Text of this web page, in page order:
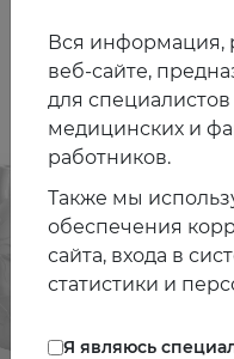
Другие
Вся информация,
веб-сайте,
для
медицинских и
работников.
Также мы
обеспечения
сайта, входа в
статистики и
Я являюсь